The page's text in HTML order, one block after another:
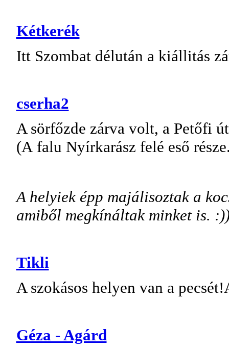
Kétkerék
Itt Szombat délután a kiállitás
cserha2
A sörfőzde zárva volt, a Petőfi
(A falu Nyírkarász felé eső
A helyiek épp majálisoztak a
amiből megkínáltak minket is.
Tikli
A szokásos helyen van a
Géza - Agárd